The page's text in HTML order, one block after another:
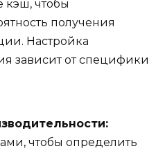
кэш, чтобы
получения
Настройка
зависит от специфики
чтобы определить